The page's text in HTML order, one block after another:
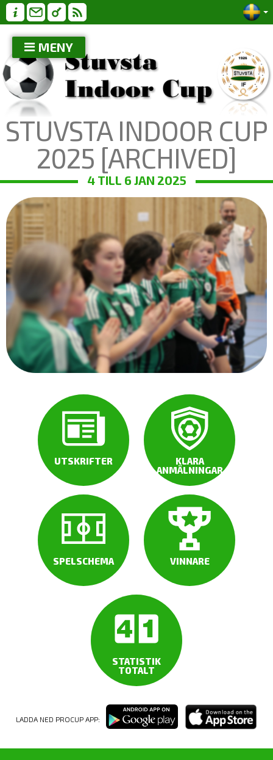
STUVSTA INDOOR CUP
2025 [ARCHIVED]
4 TILL 6 JAN 2025
UTSKRIFTER
KLARA
ANMÄLNINGAR
SPELSCHEMA VINNARE
STATISTIK
TOTALT
LADDA NED PROCUP APP:
MENY